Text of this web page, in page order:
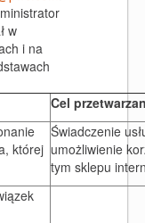
w
i na
Cel
której
Świadczenie
umożliwienie
tym sklepu